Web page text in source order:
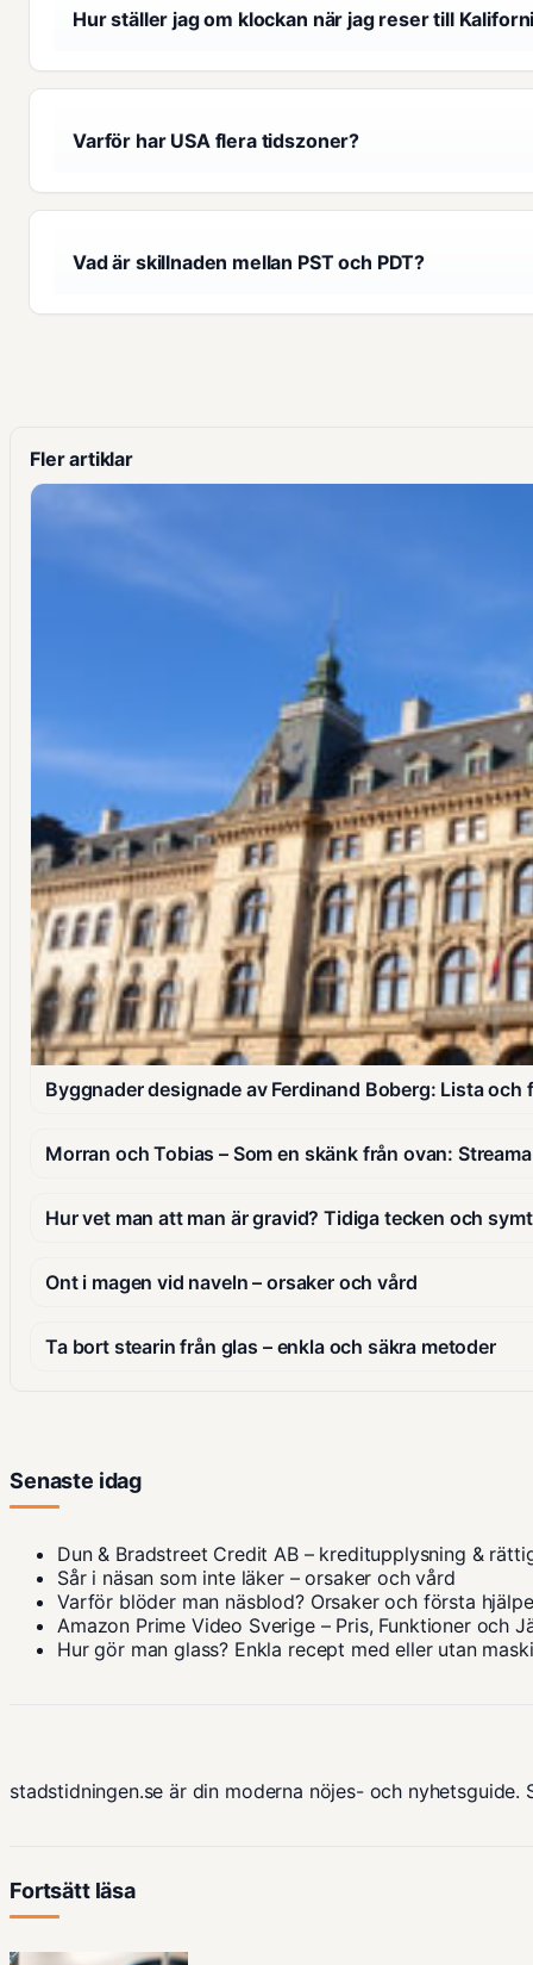
Hur ställer jag om klockan när jag reser till
Varför har USA flera tidszoner?
Vad är skillnaden mellan PST och PDT?
Fler artiklar
Byggnader designade av Ferdinand Boberg: Lista och
Morran och Tobias – Som en skänk från ovan:
Hur vet man att man är gravid? Tidiga tecken och
Ont i magen vid naveln – orsaker och vård
Ta bort stearin från glas – enkla och säkra metoder
Senaste idag
Dun & Bradstreet Credit AB – kreditupplysning &
Sår i näsan som inte läker – orsaker och vård
Varför blöder man näsblod? Orsaker och första
Amazon Prime Video Sverige – Pris, Funktioner och
Hur gör man glass? Enkla recept med eller utan
stadstidningen.se är din moderna nöjes- och
Fortsätt läsa